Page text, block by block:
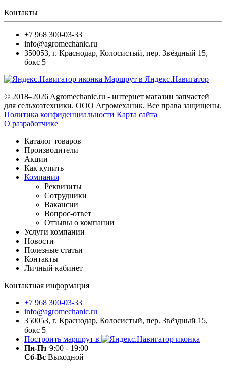
Контакты
+7 968 300-03-33
info@agromechanic.ru
350053, г. Краснодар, Колосистый, пер. Звёздный 15,
бокс 5
Маршрут в Яндекс.Навигатор
© 2018–2026 Agromechanic.ru - интернет магазин запчастей
для сельхозтехники. ООО Агромеханик. Все права защищены.
Политика конфиденциальности Карта сайта
О разработчике
Каталог товаров
Производители
Акции
Как купить
Компания
Реквизиты
Сотрудники
Вакансии
Вопрос-ответ
Отзывы о компании
Услуги компании
Новости
Полезные статьи
Контакты
Личный кабинет
Контактная информация
+7 968 300-03-33
info@agromechanic.ru
350053, г. Краснодар, Колосистый, пер. Звёздный 15,
бокс 5
Построить маршрут в
Пн-Пт 9:00 - 19:00
Сб-Вс Выходной